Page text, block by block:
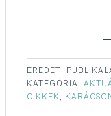
EREDETI
KATEGÓRIA:
CIKKEK ,